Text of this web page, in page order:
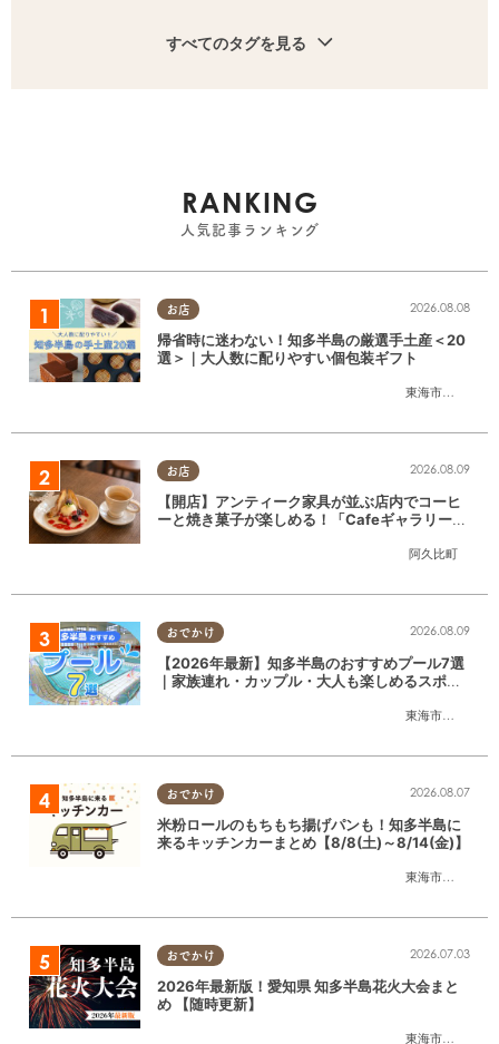
すべてのタグを見る
RANKING
人気記事ランキング
お店
東海市大府市
2026.08.08
帰省時に迷わない！知多半島の厳選手土産＜20
選＞｜大人数に配りやすい個包装ギフト
お店
阿久比町
2026.08.09
【開店】アンティーク家具が並ぶ店内でコーヒ
ーと焼き菓子が楽しめる！「CafeギャラリーA
おでかけ
東海市大府市
2026.08.09
【2026年最新】知多半島のおすすめプール7選
｜家族連れ・カップル・大人も楽しめるスポッ
おでかけ
東海市大府市
2026.08.07
米粉ロールのもちもち揚げパンも！知多半島に
来るキッチンカーまとめ【8/8(土)～8/14(金)】
おでかけ
東海市大府市
2026.07.03
2026年最新版！愛知県 知多半島花火大会まと
め 【随時更新】